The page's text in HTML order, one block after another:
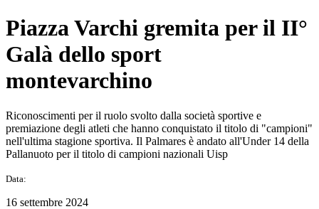
Piazza Varchi gremita per il II°
Galà dello sport
montevarchino
Riconoscimenti per il ruolo svolto dalla società sportive e
premiazione degli atleti che hanno conquistato il titolo di "campioni"
nell'ultima stagione sportiva. Il Palmares è andato all'Under 14 della
Pallanuoto per il titolo di campioni nazionali Uisp
Data:
16 settembre 2024